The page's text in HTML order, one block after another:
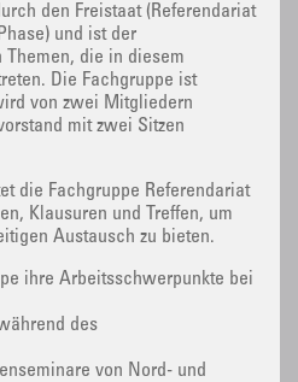
den Freistaat (Referendariat
und ist der
die in diesem
Die Fachgruppe ist
von zwei Mitgliedern
mit zwei Sitzen
die Fachgruppe Referendariat
Klausuren und Treffen, um
Austausch zu bieten.
ihre Arbeitsschwerpunkte bei
des
von Nord- und